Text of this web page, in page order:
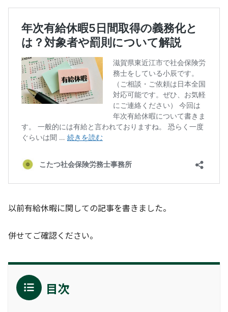
以前有給休暇に関しての記事を書きました。
併せてご確認ください。
目次